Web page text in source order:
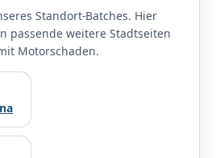
Standort-Batches. Hier
passende weitere Stadtseiten
Motorschaden.